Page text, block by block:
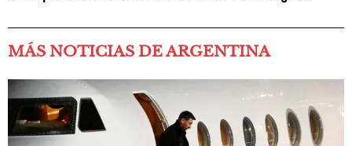
MÁS NOTICIAS DE ARGENTINA